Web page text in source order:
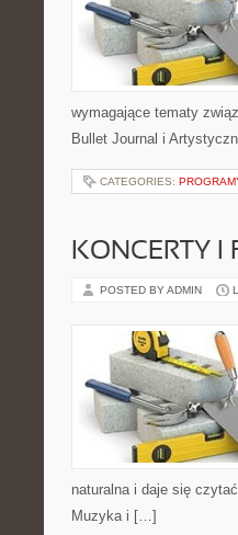
wymagające tematy
Bullet Journal i
CATEGORIES:
KONCERTY I
POSTED BY ADMIN
naturalna i daje się
Muzyka i […]